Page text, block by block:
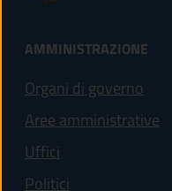
AMMINISTRAZIONE
Organi di governo
Aree amministrative
Uffici
Politici